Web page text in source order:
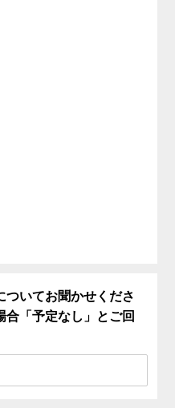
ついてお聞かせくださ
合「予定なし」とご回